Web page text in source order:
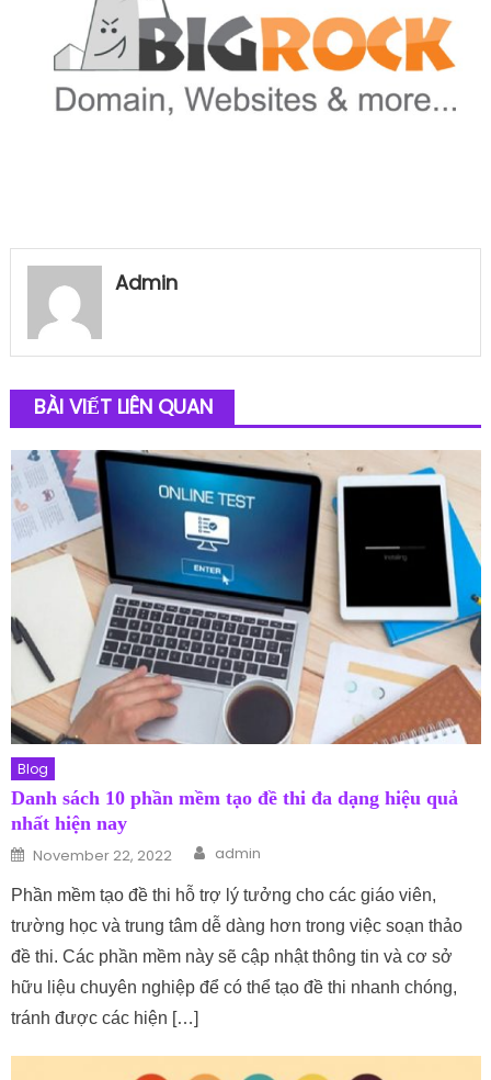
Admin
BÀI VIẾT LIÊN QUAN
Blog
Danh sách 10 phần mềm tạo đề thi đa dạng hiệu quả
nhất hiện nay
Posted on
November 22, 2022 Author
admin
Phần mềm tạo đề thi hỗ trợ lý tưởng cho các giáo viên,
trường học và trung tâm dễ dàng hơn trong việc soạn thảo
đề thi. Các phần mềm này sẽ cập nhật thông tin và cơ sở
hữu liệu chuyên nghiệp để có thể tạo đề thi nhanh chóng,
tránh được các hiện […]